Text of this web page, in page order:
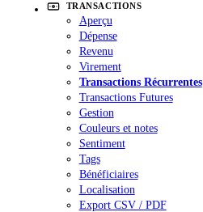
TRANSACTIONS
Aperçu
Dépense
Revenu
Virement
Transactions Récurrentes
Transactions Futures
Gestion
Couleurs et notes
Sentiment
Tags
Bénéficiaires
Localisation
Export CSV / PDF